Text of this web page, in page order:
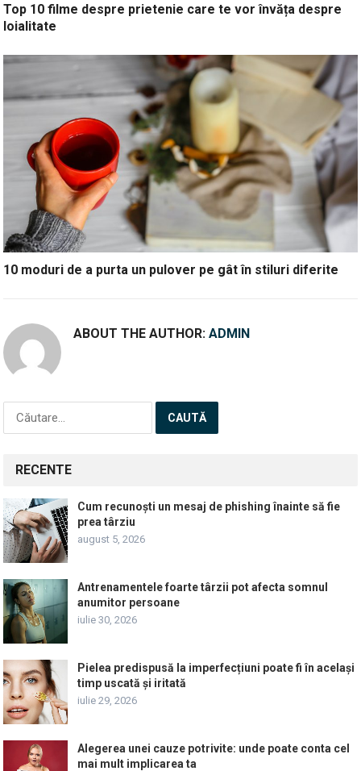
Top 10 filme despre prietenie care te vor învăța despre
loialitate
10 moduri de a purta un pulover pe gât în stiluri diferite
ABOUT THE AUTHOR:ADMIN
Caută
după:
RECENTE
Cum recunoști un mesaj de phishing înainte să fie
prea târziu
august 5, 2026
Antrenamentele foarte târzii pot afecta somnul
anumitor persoane
iulie 30, 2026
Pielea predispusă la imperfecțiuni poate fi în același
timp uscată și iritată
iulie 29, 2026
Alegerea unei cauze potrivite: unde poate conta cel
mai mult implicarea ta